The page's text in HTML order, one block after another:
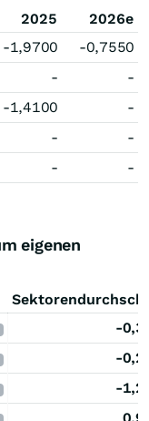
2025
2026e
-1,9700
-0,7550
-
-
-1,4100
-
-
-
- -
eigenen
-
-
-